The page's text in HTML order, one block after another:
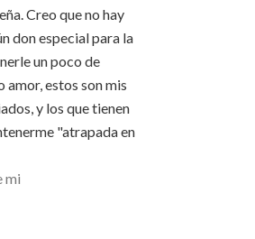
Creo que no hay
don especial para la
un poco de
amor, estos son mis
y los que tienen
"atrapada en
mi